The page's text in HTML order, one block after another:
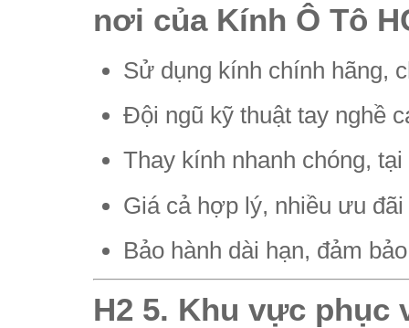
nơi của Kính Ô Tô
Sử dụng kính chính hãng,
Đội ngũ kỹ thuật tay nghề
Thay kính nhanh chóng,
Giá cả hợp lý, nhiều ưu đãi
Bảo hành dài hạn, đảm
H2 5. Khu vực phục